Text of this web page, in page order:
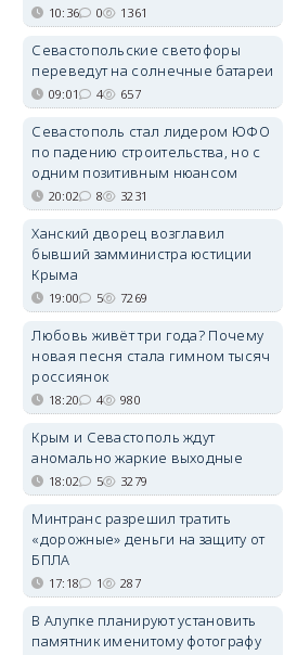
10:36 0 1361
Севастопольские светофоры
переведут на солнечные батареи
09:01 4 657
Севастополь стал лидером ЮФО
по падению строительства, но с
одним позитивным нюансом
20:02 8 3231
Ханский дворец возглавил
бывший замминистра юстиции
Крыма
19:00 5 7269
Любовь живёт три года? Почему
новая песня стала гимном тысяч
россиянок
18:20 4 980
Крым и Севастополь ждут
аномально жаркие выходные
18:02 5 3279
Минтранс разрешил тратить
«дорожные» деньги на защиту от
БПЛА
17:18 1 287
В Алупке планируют установить
памятник именитому фотографу